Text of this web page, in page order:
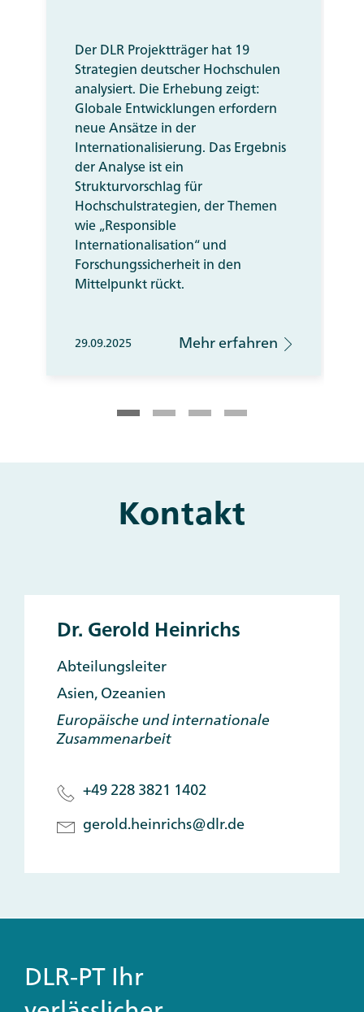
Der DLR Projektträger hat 19
Strategien deutscher Hochschulen
analysiert. Die Erhebung zeigt:
Globale Entwicklungen erfordern
neue Ansätze in der
Internationalisierung. Das Ergebnis
der Analyse ist ein
Strukturvorschlag für
Hochschulstrategien, der Themen
wie „Responsible
Internationalisation“ und
Forschungssicherheit in den
Mittelpunkt rückt.
29.09.2025 Mehr erfahren
Kontakt
Dr. Gerold Heinrichs
Abteilungsleiter
Asien, Ozeanien
Europäische und internationale
Zusammenarbeit
+49 228 3821 1402
gerold.heinrichs@dlr.de
DLR-PT Ihr